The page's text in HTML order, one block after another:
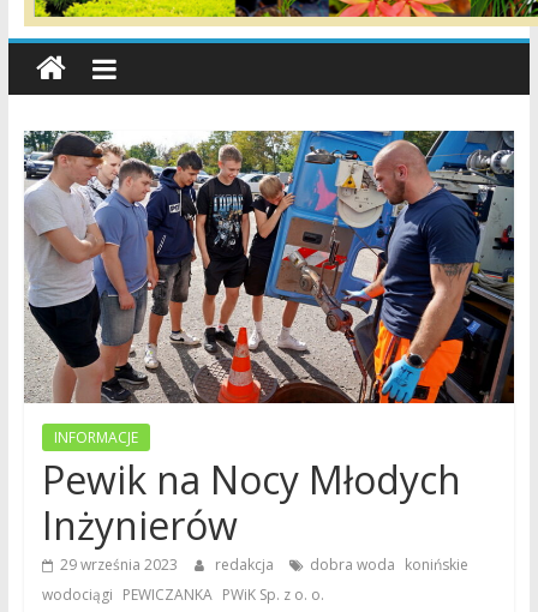
informacje,
sport,
Konin,
Koło,
Słupca,
Wielkopolska,
Polska
INFORMACJE
Pewik na Nocy Młodych
Inżynierów
29 września 2023 redakcja dobra woda konińskie
wodociągi PEWICZANKA, PWiK Sp. z o. o.